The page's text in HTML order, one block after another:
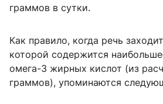
граммов в сутки.
Как правило, когда речь
которой содержится
омега-3 жирных кислот (из
граммов), упоминаются